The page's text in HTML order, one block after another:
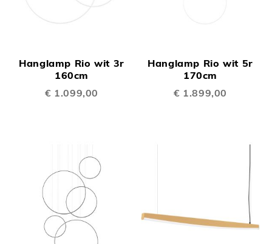
Hanglamp Rio wit 3r
160cm
€ 1.099,00
Hanglamp Rio wit 5r
170cm
€ 1.899,00